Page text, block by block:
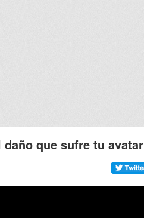
que sufre tu avatar